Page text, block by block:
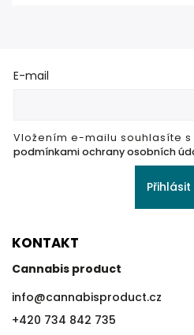
E-mail
Vložením e-mailu souhlasíte s
podmínkami ochrany osobních
Přihlásit
KONTAKT
Cannabis product
info@cannabisproduct.cz
+420 734 842 735